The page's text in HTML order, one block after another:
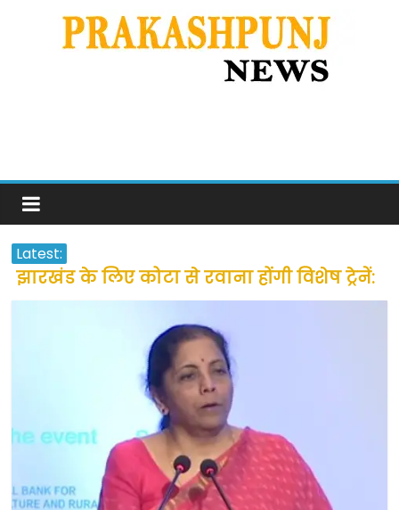
Latest:
झारखंड के लिए कोटा से रवाना होंगी विशेष ट्रेनें:
सीएम हेमंत सोरेन
उत्तराखंड के अन्य राज्यों में फंसे लोगों की जल्द
प्रवासियों व मजदूरों को दी गई छूट के बाद लोगो
ने कराया पंजीयन: राजस्थान सरकार
शराब और पान की दुकानों को ग्रीन जोन में
खोलने की मिली इजाजत: गृह मंत्रालय
दो हफ्ते के लिए बढ़ाया लॉकडाउन: गृह मंत्रालय